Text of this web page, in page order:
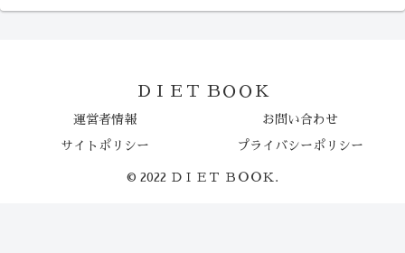
ＤＩＥＴ ＢＯＯＫ
運営者情報 お問い合わせ
サイトポリシー プライバシーポリシー
© 2022 ＤＩＥＴ ＢＯＯＫ.